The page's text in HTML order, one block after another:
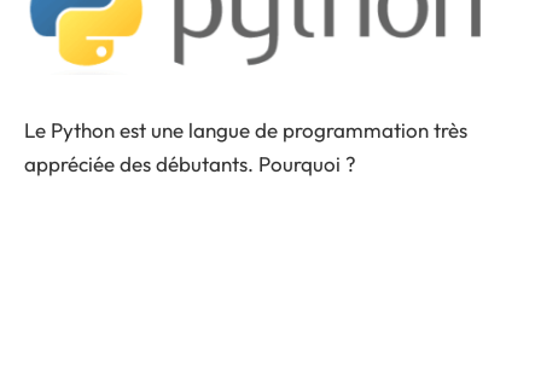
Le Python est une langue de programmation très
appréciée des débutants. Pourquoi ?